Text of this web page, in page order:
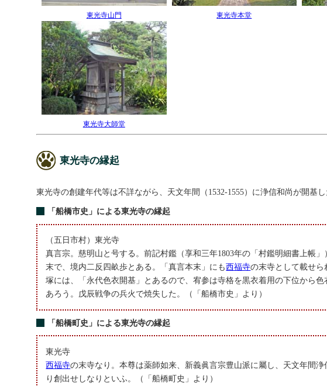
東光寺山門 東光寺本堂
東光寺大師堂
東光寺の縁起
東光寺の創建年代等は不詳ながら、天文年間（1532-1555）に浄信和尚が開基し
「船橋市史」による東光寺の縁起
（五日市村）東光寺
真言宗。慈明山と号する。前記村鑑（享和三年1803年の「村鑑明細書上帳
末で、境内二反四畝歩とある。「真言本末」にも西福寺の末寺として載せ
塚には、「永代色衣開基」とあるので、宥参は寺格を黒衣着用の下位から
あろう。戊辰戦争の兵火で焼失した。（「船橋市史」より）
「船橋町史」による東光寺の縁起
東光寺
西福寺の末寺なり。本尊は薬師如来、新義眞言宗豊山派に屬し、天文年間
り創出せしなりといふ。（「船橋町史」より）